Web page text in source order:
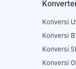
Konversi
Konversi
Konversi
Konversi